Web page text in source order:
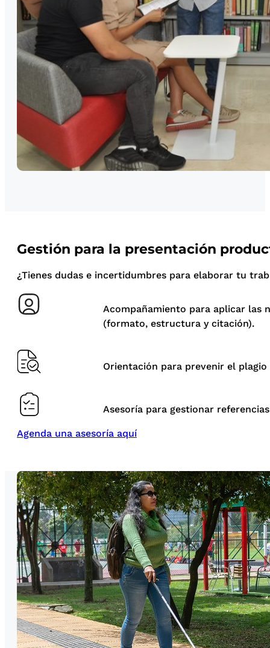
Gestión para la presentación
¿Tienes dudas e incertidumbres para elaborar tu
Acompañamiento para aplicar las
(formato, estructura y citación).
Orientación para prevenir el
Asesoría para gestionar
Agenda una asesoría aquí